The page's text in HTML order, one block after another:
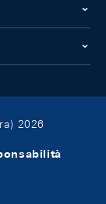
2026